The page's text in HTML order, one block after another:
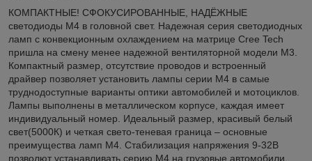
КОМПАКТНЫЕ! СФОКУСИРОВАННЫЕ, НАДЁЖНЫЕ
светодиоды M4 в головной свет. Надежная серия светодиодных
ламп с конвекционным охлаждением на матрице Cree Tech
пришла на смену менее надежной вентиляторной модели М3.
Компактный размер, отсутствие проводов и встроенный
драйвер позволяет установить лампы серии М4 в самые
труднодоступные варианты оптики автомобилей и мотоциклов.
Лампы выполнены в металлическом корпусе, каждая имеет
индивидуальный номер. Идеальный размер, красивый белый
свет(5000К) и четкая свето-теневая граница – основные
преимущества ламп M4. Стабилизация напряжения 9-32В
позволют устанавливать серию М4 на грузовые автомобили.